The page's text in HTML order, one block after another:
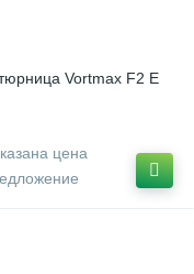
Vortmax F2 Е
цена